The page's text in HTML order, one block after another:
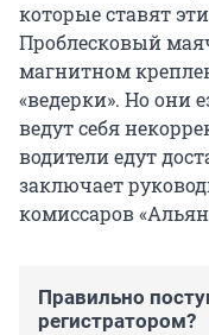
которые ставят
Проблесковый
магнитном
«ведерки». Но они
ведут себя
водители едут
заключает
комиссаров
Правильно
регистратором?